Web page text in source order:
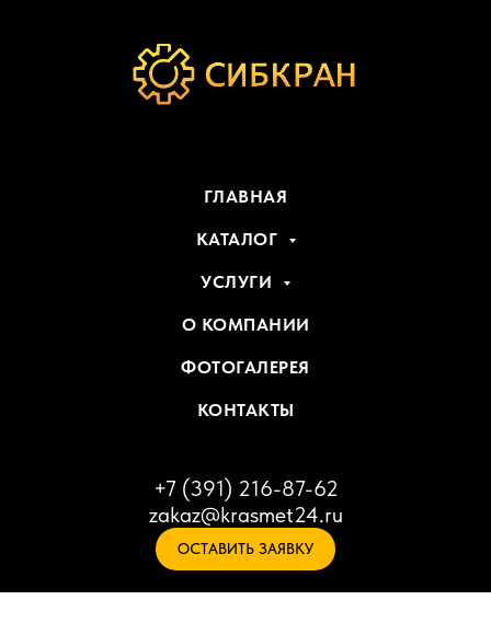
ГЛАВНАЯ
КАТАЛОГ
УСЛУГИ
О КОМПАНИИ
ФОТОГАЛЕРЕЯ
КОНТАКТЫ
+7 (391) 216-87-62
zakaz@krasmet24.ru
ОСТАВИТЬ ЗАЯВКУ